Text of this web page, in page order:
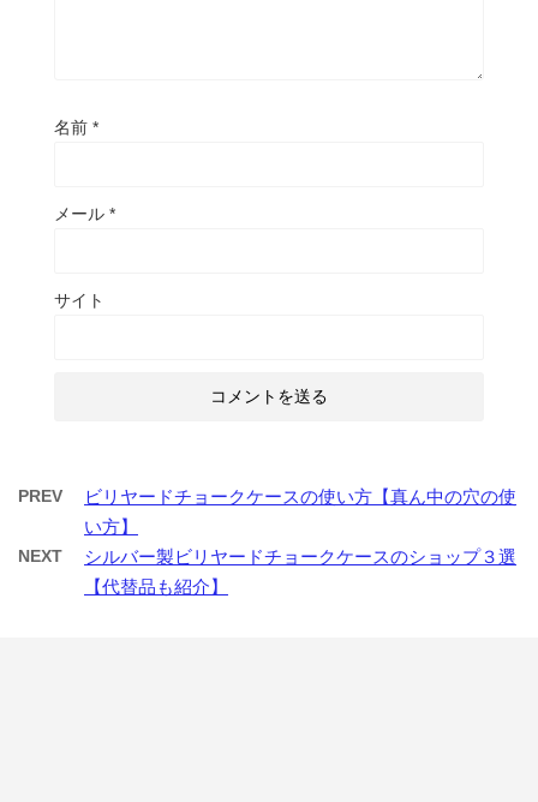
名前 *
メール *
サイト
PREV
ビリヤードチョークケースの使い方【真ん中の穴の使
い方】
NEXT
シルバー製ビリヤードチョークケースのショップ３選
【代替品も紹介】